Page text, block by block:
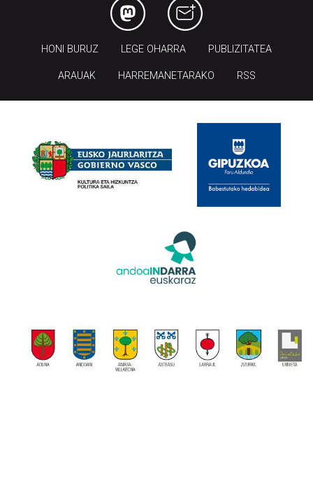
HONI BURUZ LEGE OHARRA PUBLIZITATEA
ARAUAK HARREMANETARAKO RSS